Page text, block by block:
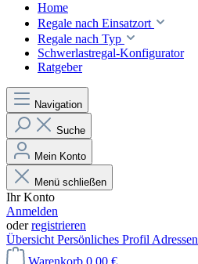
Home
Regale nach Einsatzort
Regale nach Typ
Schwerlastregal-Konfigurator
Ratgeber
Navigation
Suche
Mein Konto
Menü schließen
Ihr Konto
Anmelden
oderregistrieren
Übersicht Persönliches Profil Adressen
Warenkorb 0,00 €